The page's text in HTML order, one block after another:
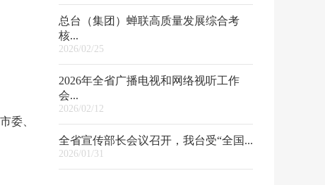
委、
总台（集团）蝉联高质量发展综合考
核...
2026/02/25
2026年全省广播电视和网络视听工作
会...
2026/02/12
全省宣传部长会议召开，我台受“全国...
2026/01/31